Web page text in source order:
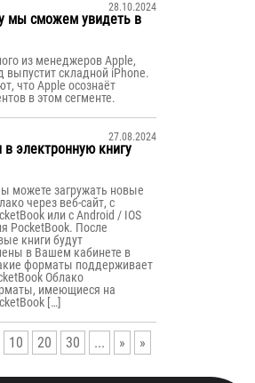
28.10.2024
мы сможем увидеть в
из менеджеров Apple,
выпустит складной iPhone.
что Apple осознаёт
в этом сегменте.
27.08.2024
в электронную книгу
можете загружать новые
через веб-сайт, с
или с Android / IOS
PocketBook. После
книги будут
в Вашем кабинете в
форматы поддерживает
Облако
имеющиеся на
[…]
10 20 30 ... » »